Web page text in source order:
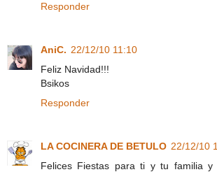
Responder
AniC. 22/12/10 11:10
Feliz Navidad!!!
Bsikos
Responder
LA COCINERA DE BETULO 22/12/10
Felices Fiestas para ti y tu familia